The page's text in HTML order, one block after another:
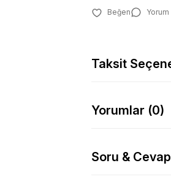
Yorum
Taksit
Yorumlar (0)
Soru & Cevap